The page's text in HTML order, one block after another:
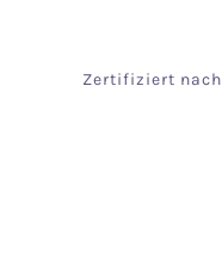
Zertifiziert nach